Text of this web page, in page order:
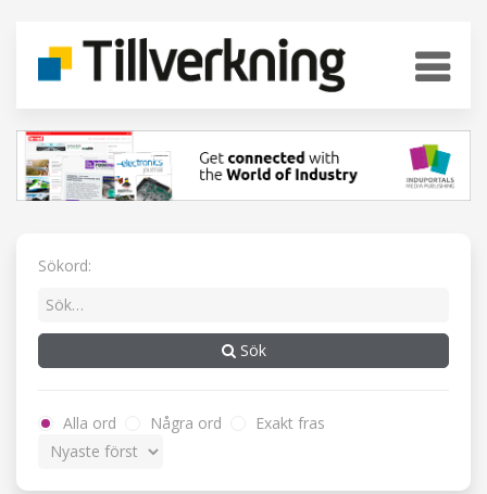
Sökord:
Sök
Alla ord Några ord Exakt fras